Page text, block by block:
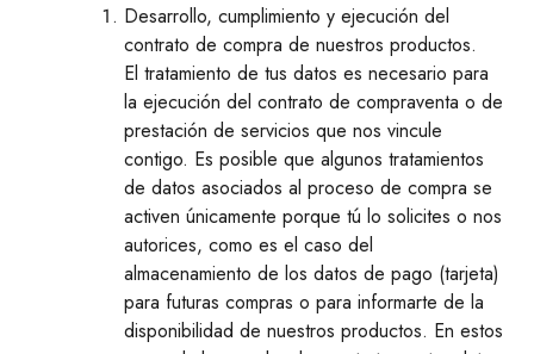
Desarrollo, cumplimiento y ejecución del
contrato de compra de nuestros productos.
El tratamiento de tus datos es necesario para
la ejecución del contrato de compraventa o de
prestación de servicios que nos vincule
contigo. Es posible que algunos tratamientos
de datos asociados al proceso de compra se
activen únicamente porque tú lo solicites o nos
autorices, como es el caso del
almacenamiento de los datos de pago (tarjeta)
para futuras compras o para informarte de la
disponibilidad de nuestros productos. En estos